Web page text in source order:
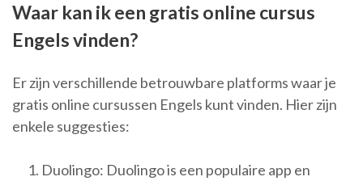
Waar kan ik een gratis online cursus
Engels vinden?
Er zijn verschillende betrouwbare platforms waar je
gratis online cursussen Engels kunt vinden. Hier zijn
enkele suggesties:
Duolingo: Duolingo is een populaire app en